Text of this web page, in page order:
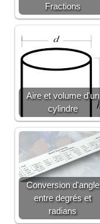
Fractions
Aire et volume d'un
cylindre
Conversion d'angle
entre degrés et
radians